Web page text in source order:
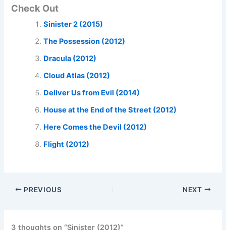
Check Out
Sinister 2 (2015)
The Possession (2012)
Dracula (2012)
Cloud Atlas (2012)
Deliver Us from Evil (2014)
House at the End of the Street (2012)
Here Comes the Devil (2012)
Flight (2012)
PREVIOUS NEXT
3 thoughts on “Sinister (2012)”